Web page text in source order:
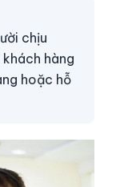
chịu
hàng
hoặc hỗ